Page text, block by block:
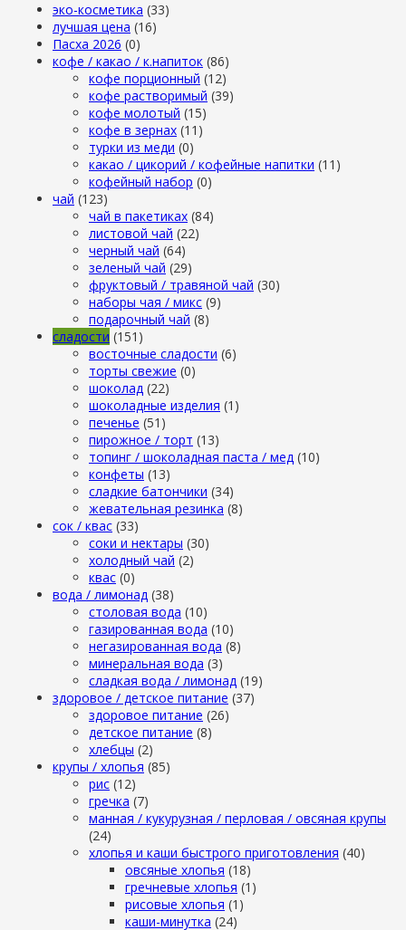
эко-косметика (33)
лучшая цена (16)
Пасха 2026 (0)
кофе / какао / к.напиток (86)
кофе порционный (12)
кофе растворимый (39)
кофе молотый (15)
кофе в зернах (11)
турки из меди (0)
какао / цикорий / кофейные напитки (11)
кофейный набор (0)
чай (123)
чай в пакетиках (84)
листовой чай (22)
черный чай (64)
зеленый чай (29)
фруктовый / травяной чай (30)
наборы чая / микс (9)
подарочный чай (8)
сладости (151)
восточные сладости (6)
торты свежие (0)
шоколад (22)
шоколадные изделия (1)
печенье (51)
пирожное / торт (13)
топинг / шоколадная паста / мед (10)
конфеты (13)
сладкие батончики (34)
жевательная резинка (8)
сок / квас (33)
соки и нектары (30)
холодный чай (2)
квас (0)
вода / лимонад (38)
столовая вода (10)
газированная вода (10)
негазированная вода (8)
минеральная вода (3)
сладкая вода / лимонад (19)
здоровое / детское питание (37)
здоровое питание (26)
детское питание (8)
хлебцы (2)
крупы / хлопья (85)
рис (12)
гречка (7)
манная / кукурузная / перловая / овсяная крупы
(24)
хлопья и каши быстрого приготовления (40)
овсяные хлопья (18)
гречневые хлопья (1)
рисовые хлопья (1)
каши-минутка (24)